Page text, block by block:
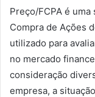
Preço/FCPA é
Compra de Ações
utilizado para
no mercado
consideração
empresa, a